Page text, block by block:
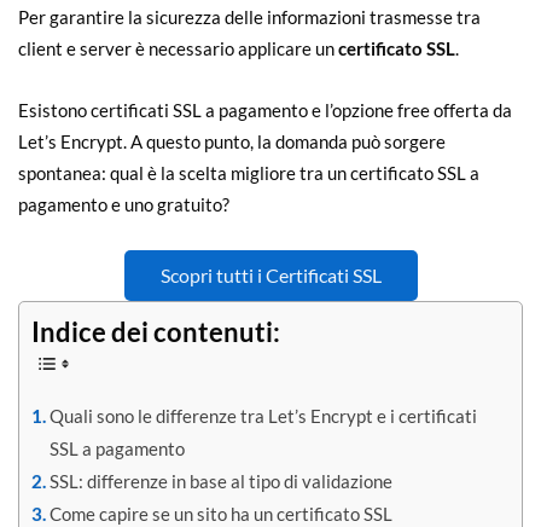
Per garantire la sicurezza delle informazioni trasmesse tra
client e server è necessario applicare uncertificato SSL.
Esistono certificati SSL a pagamento e l’opzione free offerta da
Let’s Encrypt. A questo punto, la domanda può sorgere
spontanea: qual è la scelta migliore tra un certificato SSL a
pagamento e uno gratuito?
Scopri tutti i Certificati SSL
Indice dei contenuti:
Quali sono le differenze tra Let’s Encrypt e i certificati
SSL a pagamento
SSL: differenze in base al tipo di validazione
Come capire se un sito ha un certificato SSL